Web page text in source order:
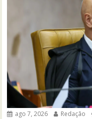
ago 7, 2026 Redação